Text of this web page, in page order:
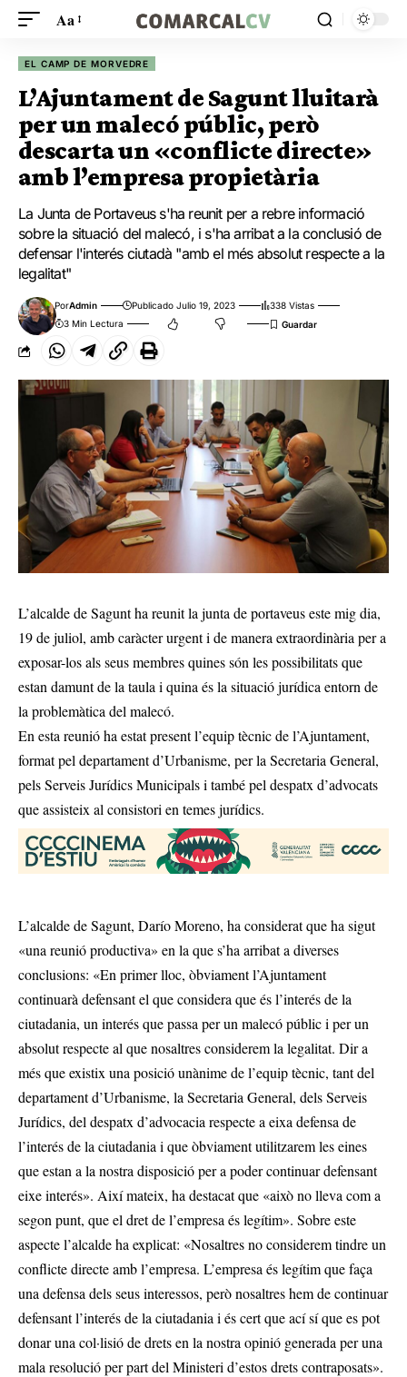
Aa
EL CAMP DE MORVEDRE
L’Ajuntament de Sagunt lluitarà
per un malecó públic, però
descarta un «conflicte directe»
amb l’empresa propietària
La Junta de Portaveus s'ha reunit per a rebre informació
sobre la situació del malecó, i s'ha arribat a la conclusió de
defensar l'interés ciutadà "amb el més absolut respecte a la
legalitat"
PorAdmin Publicado Julio 19, 2023
338 Vistas
3 Min Lectura
L’alcalde de Sagunt ha reunit la junta de portaveus este mig dia,
19 de juliol, amb caràcter urgent i de manera extraordinària per a
exposar-los als seus membres quines són les possibilitats que
estan damunt de la taula i quina és la situació jurídica entorn de
la problemàtica del malecó.
En esta reunió ha estat present l’equip tècnic de l’Ajuntament,
format pel departament d’Urbanisme, per la Secretaria General,
pels Serveis Jurídics Municipals i també pel despatx d’advocats
que assisteix al consistori en temes jurídics.
L’alcalde de Sagunt, Darío Moreno, ha considerat que ha sigut
«una reunió productiva» en la que s’ha arribat a diverses
conclusions: «En primer lloc, òbviament l’Ajuntament
continuarà defensant el que considera que és l’interés de la
ciutadania, un interés que passa per un malecó públic i per un
absolut respecte al que nosaltres considerem la legalitat. Dir a
més que existix una posició unànime de l’equip tècnic, tant del
departament d’Urbanisme, la Secretaria General, dels Serveis
Jurídics, del despatx d’advocacia respecte a eixa defensa de
l’interés de la ciutadania i que òbviament utilitzarem les eines
que estan a la nostra disposició per a poder continuar defensant
eixe interés». Així mateix, ha destacat que «això no lleva com a
segon punt, que el dret de l’empresa és legítim». Sobre este
aspecte l’alcalde ha explicat: «Nosaltres no considerem tindre un
conflicte directe amb l’empresa. L’empresa és legítim que faça
una defensa dels seus interessos, però nosaltres hem de continuar
defensant l’interés de la ciutadania i és cert que ací sí que es pot
donar una col·lisió de drets en la nostra opinió generada per una
mala resolució per part del Ministeri d’estos drets contraposats».